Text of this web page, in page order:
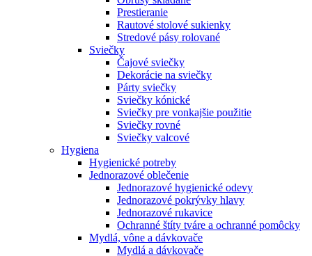
Prestieranie
Rautové stolové sukienky
Stredové pásy rolované
Sviečky
Čajové sviečky
Dekorácie na sviečky
Párty sviečky
Sviečky kónické
Sviečky pre vonkajšie použitie
Sviečky rovné
Sviečky valcové
Hygiena
Hygienické potreby
Jednorazové oblečenie
Jednorazové hygienické odevy
Jednorazové pokrývky hlavy
Jednorazové rukavice
Ochranné štíty tváre a ochranné pomôcky
Mydlá, vône a dávkovače
Mydlá a dávkovače